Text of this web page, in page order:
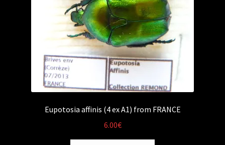
Eupotosia affinis (4 ex A1) from FRANCE
6.00€